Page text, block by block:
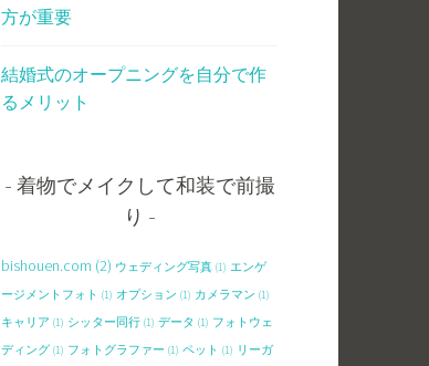
方が重要
結婚式のオープニングを自分で作
るメリット
着物でメイクして和装で前撮
り
bishouen.com (2) ウェディング写真 (1) エンゲ
ージメントフォト (1) オプション (1) カメラマン (1)
キャリア (1) シッター同行 (1) データ (1) フォトウェ
ディング (1) フォトグラファー (1) ペット (1) リーガ